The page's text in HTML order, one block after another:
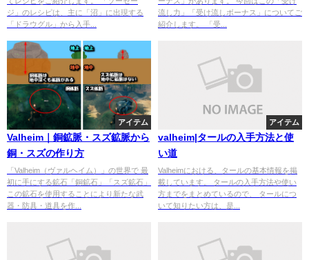
ジ」のレシピは、主に「沼」に出現する
「ドラウグル」から入手...
流し力」「受け流しボーナス」についてご
紹介します。 「受...
アイテム
Valheim｜銅鉱脈・スズ鉱脈から
銅・スズの作り方
「Valheim（ヴァルヘイム）」の世界で 最
初に手にする鉱石「銅鉱石」「スズ鉱石」
この鉱石を使用することにより新たな武
器・防具・道具を作...
アイテム
valheim|タールの入手方法と使
い道
Valheimにおける、タールの基本情報を掲
載しています。 タールの入手方法や使い
方までをまとめているので、 タールにつ
いて知りたい方は、是...